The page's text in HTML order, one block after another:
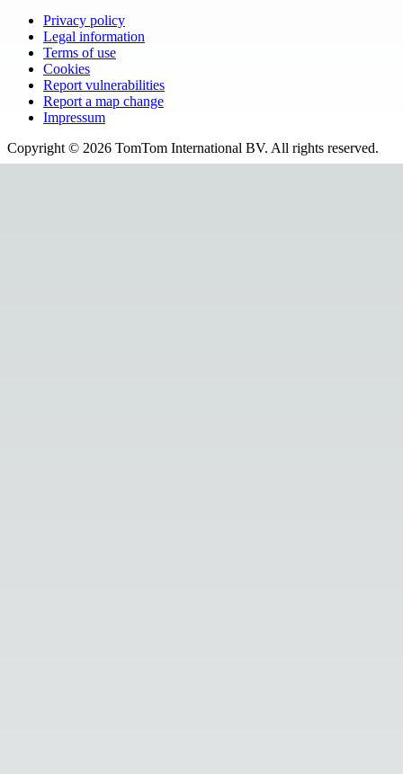
Privacy policy
Legal information
Terms of use
Cookies
Report vulnerabilities
Report a map change
Impressum
Copyright © 2026 TomTom International BV. All rights reserved.